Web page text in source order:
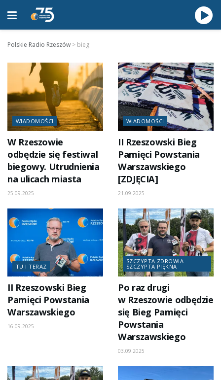
Polskie Radio Rzeszów > bieg
WIADOMOŚCI
W Rzeszowie
odbędzie się festiwal
biegowy. Utrudnienia
na ulicach miasta
25.09.2025
WIADOMOŚCI
II Rzeszowski Bieg
Pamięci Powstania
Warszawskiego
[ZDJĘCIA]
21.09.2025
TU I TERAZ
II Rzeszowski Bieg
Pamięci Powstania
Warszawskiego
16.09.2025
SZCZYPTA ZDROWIA
SZCZYPTA PIĘKNA
Po raz drugi
w Rzeszowie odbędzie
się Bieg Pamięci
Powstania
Warszawskiego
03.09.2025